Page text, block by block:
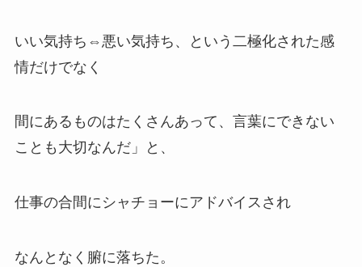
いい気持ち⇔悪い気持ち、という二極化された感
情だけでなく
間にあるものはたくさんあって、言葉にできない
ことも大切なんだ」と、
仕事の合間にシャチョーにアドバイスされ
なんとなく腑に落ちた。